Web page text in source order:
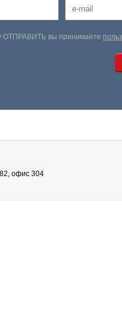
ОТПРАВИТЬ вы принимаете
офис 304